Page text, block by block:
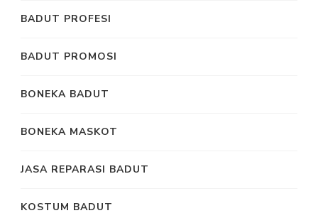
BADUT PROFESI
BADUT PROMOSI
BONEKA BADUT
BONEKA MASKOT
JASA REPARASI BADUT
KOSTUM BADUT